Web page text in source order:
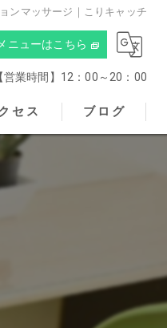
ンマッサージ｜こりキャッチ
ニューはこちら
営業時間】12：00～20：00
セス
キャッチ
ブログ